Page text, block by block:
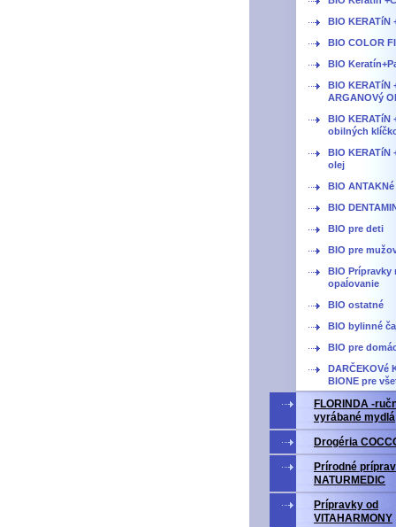
BIO KERATíN
BIO COLOR
BIO
BIO KERATíN
ARGANOVý
BIO KERATíN
obilných
BIO KERATíN
olej
BIO ANTAKNé
BIO
BIO pre deti
BIO pre
BIO Prípravky
opaĺovanie
BIO ostatné
BIO bylinné
BIO pre
DARČEKOVé
BIONE pre
FLORINDA -
vyrábané mydlá
Drogéria
Prírodné
NATURMEDIC
Prípravky od
VITAHARMONY